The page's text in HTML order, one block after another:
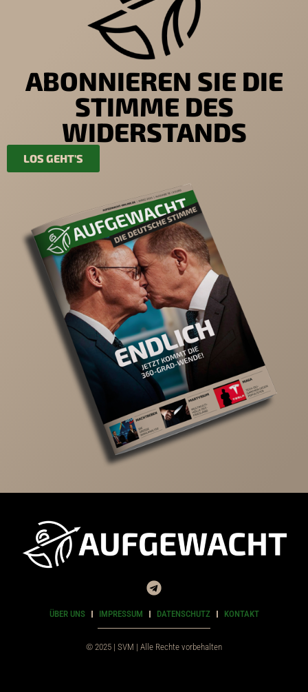
ABONNIEREN SIE DIE
STIMME DES
WIDERSTANDS
LOS GEHT'S
ÜBER UNS IMPRESSUM DATENSCHUTZ KONTAKT
© 2025 | SVM | Alle Rechte vorbehalten